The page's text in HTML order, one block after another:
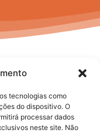
tecnologias como
do dispositivo. O
processar dados
neste site. Não